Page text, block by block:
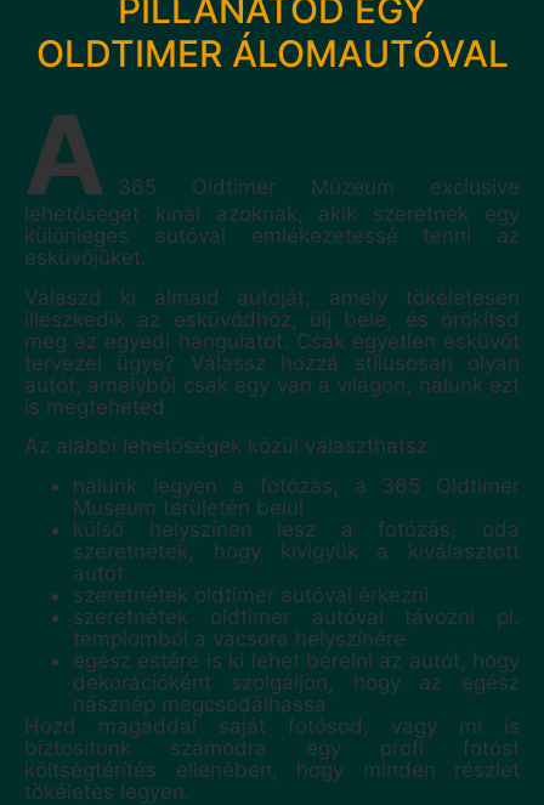
PILLANATOD EGY
OLDTIMER ÁLOMAUTÓVAL
A
365 Oldtimer Múzeum exclusive
lehetőséget kínál azoknak, akik szeretnék egy
különleges autóval emlékezetessé tenni az
esküvőjüket.
Válaszd ki álmaid autóját, amely tökéletesen
illeszkedik az esküvődhöz, ülj bele, és örökítsd
meg az egyedi hangulatot. Csak egyetlen esküvőt
tervezel ügye? Válassz hozzá stílusosan olyan
autót, amelyből csak egy van a világon, nálunk ezt
is megteheted.
Az alábbi lehetőségek közül választhatsz:
nálunk legyen a fotózás, a 365 Oldtimer
Museum területén belül
külső helyszínen lesz a fotózás, oda
szeretnétek, hogy kivigyük a kiválasztott
autót
szeretnétek oldtimer autóval érkezni
szeretnétek oldtimer autóval távozni pl.
templomból a vacsora helyszínére
egész estére is ki lehet bérelni az autót, hogy
dekorációként szolgáljon, hogy az egész
násznép megcsodálhassa
Hozd magaddal saját fotósod, vagy mi is
biztosítunk számodra egy profi fotóst
költségtérítés ellenében, hogy minden részlet
tökéletes legyen.